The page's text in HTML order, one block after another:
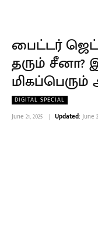
பைட்டர்
தரும் சீனா?
மிகப்பெரும்
DIGITAL SPECIAL
June 21, 2025 Updated: June